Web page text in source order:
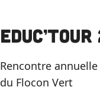
Educ’Tour
Rencontre
du Flocon Vert